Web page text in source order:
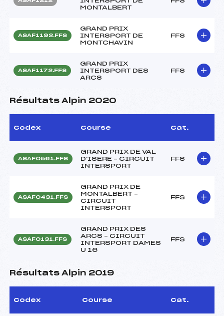
MONTALBERT
ASAF1192.FFS
GRAND PRIX
INTERSPORT DE
MONTCHAVIN
FFS
ASAF1172.FFS
GRAND PRIX
INTERSPORT DES
ARCS
FFS
Résultats Alpin 2020
Codex Course Cat.
ASAF0561.FFS
GRAND PRIX DE VAL
D'ISERE – CIRCUIT
INTERSPORT
FFS
ASAF0431.FFS
GRAND PRIX DE
MONTALBERT –
CIRCUIT
INTERSPORT
FFS
ASAF0131.FFS
GRAND PRIX DES
ARCS – CIRCUIT
INTERSPORT DAMES
U 16
FFS
Résultats Alpin 2019
Codex Course Cat.